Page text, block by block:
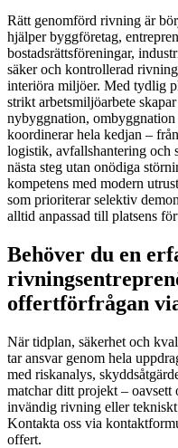
Rätt genomförd rivning är
hjälper byggföretag,
bostadsrättsföreningar,
säker och kontrollerad
interiöra miljöer. Med tydlig
strikt arbetsmiljöarbete
nybyggnation,
koordinerar hela kedjan –
logistik, avfallshantering och
nästa steg utan onödiga
kompetens med modern
som prioriterar selektiv
alltid anpassad till platsens
Behöver du en
offertförfrågan
När tidplan, säkerhet och
tar ansvar genom hela
med riskanalys,
matchar ditt projekt –
invändig rivning eller
Kontakta oss via
offert.